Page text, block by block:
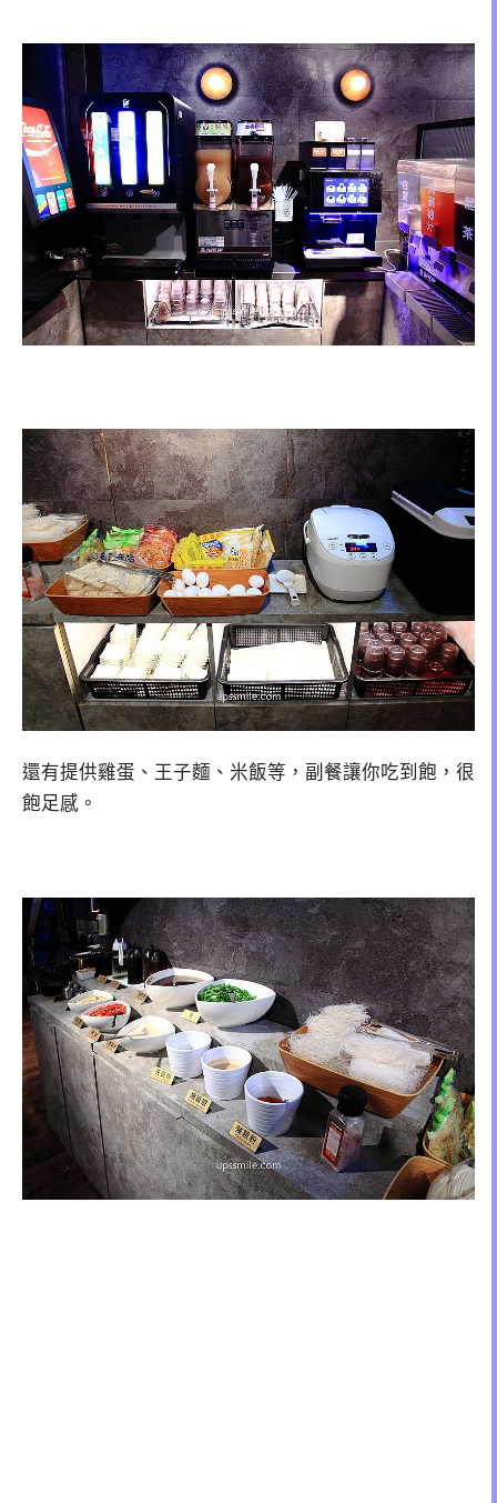
還有提供雞蛋、王子麵、米飯等，副餐讓你吃到飽，很
飽足感。